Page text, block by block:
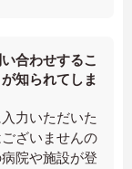
合わせするこ
知られてしま
力いただいた
ざいませんの
院や施設が登